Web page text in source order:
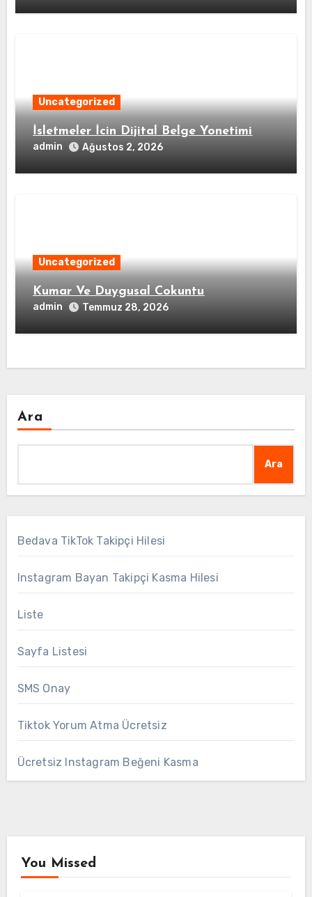
Uncategorized
İsletmeler İcin Dijital Belge Yonetimi
admin Ağustos 2, 2026
Uncategorized
Kumar Ve Duygusal Cokuntu
admin Temmuz 28, 2026
Ara
Ara
Bedava TikTok Takipçi Hilesi
Instagram Bayan Takipçi Kasma Hilesi
Liste
Sayfa Listesi
SMS Onay
Tiktok Yorum Atma Ücretsiz
Ücretsiz Instagram Beğeni Kasma
You Missed